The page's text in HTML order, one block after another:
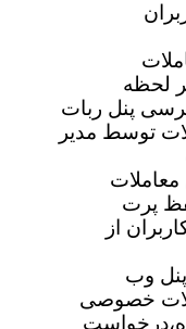
پنل ربات
مدیر
از
خصوصی